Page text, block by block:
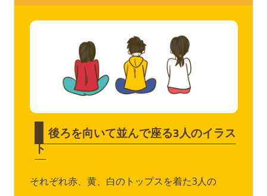
後ろを向いて並んで座る3人のイラス
ト
それぞれ赤、黄、白のトップスを着た3人の